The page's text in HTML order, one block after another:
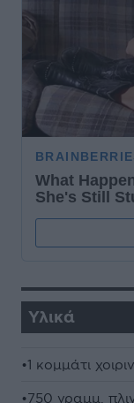
Υλικά
•1 κομμάτι
•750 γραμμ.